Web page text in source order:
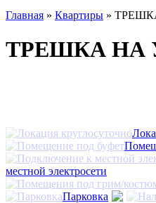
Главная » Квартиры »
ТРЕШКА НА
местной электросети
Парковка